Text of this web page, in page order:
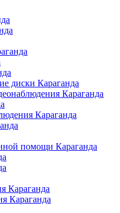
диски Караганда
Караганда
Караганда
помощи Караганда
Караганда
Караганда